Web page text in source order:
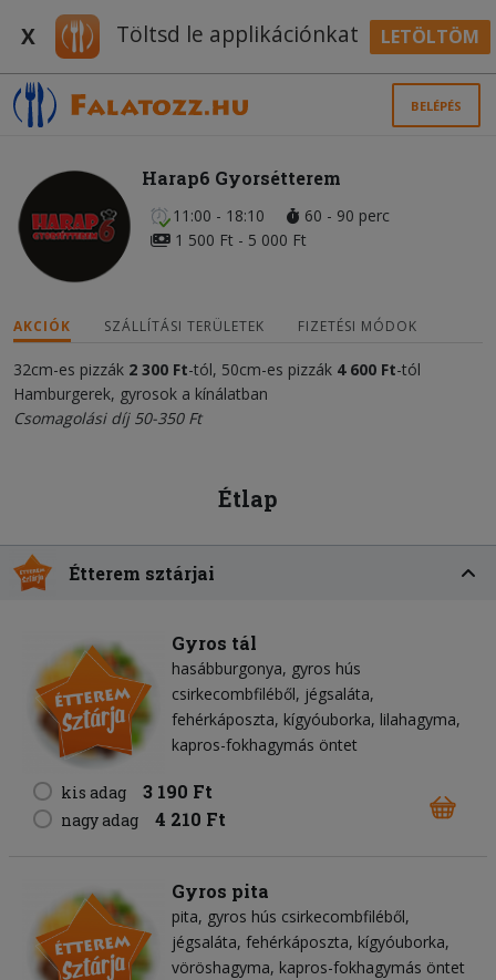
X Töltsd le applikációnkat LETÖLTÖM
BELÉPÉS
Harap6 Gyorsétterem
11:00 - 18:10
60 - 90 perc
1 500 Ft - 5 000 Ft
AKCIÓK SZÁLLÍTÁSI TERÜLETEK FIZETÉSI MÓDOK
32cm-es pizzák 2 300 Ft-tól, 50cm-es pizzák 4 600 Ft-tól
Hamburgerek, gyrosok a kínálatban
Csomagolási díj 50-350 Ft
Étlap
Étterem sztárjai
Gyros tál
hasábburgonya gyros hús
csirkecombfiléből jégsaláta
fehérkáposzta kígyóuborka lilahagyma
kapros-fokhagymás öntet
kis adag 3 190 Ft
nagy adag 4 210 Ft
Gyros pita
pita gyros hús csirkecombfiléből
jégsaláta fehérkáposzta kígyóuborka
vöröshagyma kapros-fokhagymás öntet